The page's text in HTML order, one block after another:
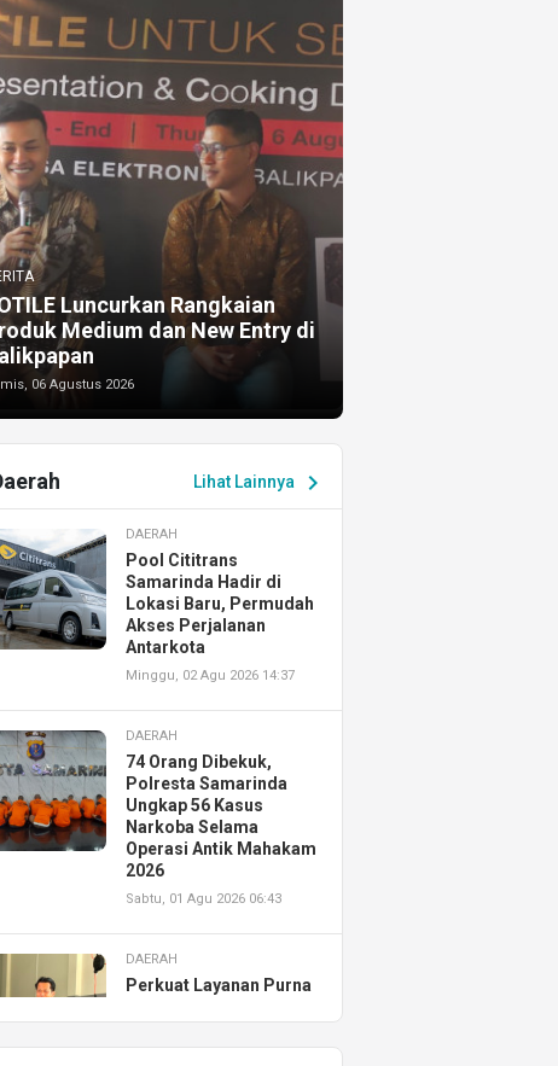
Luncurkan Rangkaian
Medium dan New Entry di
06 Agustus 2026
Lihat Lainnya chevron_right
DAERAH
Pool Cititrans
Samarinda Hadir di
Lokasi Baru, Permudah
Akses Perjalanan
Antarkota
Minggu, 02 Agu 2026 14:37
DAERAH
74 Orang Dibekuk,
Polresta Samarinda
Ungkap 56 Kasus
Narkoba Selama
Operasi Antik Mahakam
2026
Sabtu, 01 Agu 2026 06:43
DAERAH
Perkuat Layanan Purna
Resmikan AHASS